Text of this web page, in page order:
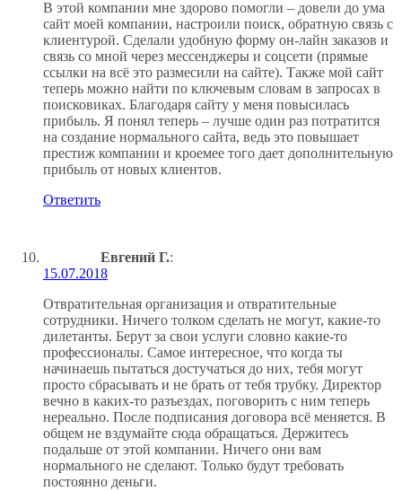
В этой компании мне здорово помогли – довели до ума
сайт моей компании, настроили поиск, обратную связь с
клиентурой. Сделали удобную форму он-лайн заказов и
связь со мной через мессенджеры и соцсети (прямые
ссылки на всё это размесили на сайте). Также мой сайт
теперь можно найти по ключевым словам в запросах в
поисковиках. Благодаря сайту у меня повысилась
прибыль. Я понял теперь – лучше один раз потратится
на создание нормального сайта, ведь это повышает
престиж компании и кроемее того дает дополнительную
прибыль от новых клиентов.
Ответить
Евгений Г.:
15.07.2018
Отвратительная организация и отвратительные
сотрудники. Ничего толком сделать не могут, какие-то
дилетанты. Берут за свои услуги словно какие-то
профессионалы. Самое интересное, что когда ты
начинаешь пытаться достучаться до них, тебя могут
просто сбрасывать и не брать от тебя трубку. Директор
вечно в каких-то разъездах, поговорить с ним теперь
нереально. После подписания договора всё меняется. В
общем не вздумайте сюда обращаться. Держитесь
подальше от этой компании. Ничего они вам
нормального не сделают. Только будут требовать
постоянно деньги.